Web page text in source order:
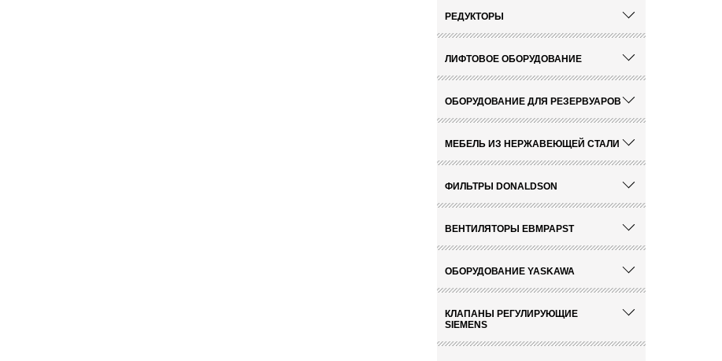
РЕДУКТОРЫ
ЛИФТОВОЕ ОБОРУДОВАНИЕ
ОБОРУДОВАНИЕ ДЛЯ РЕЗЕРВУАРОВ
МЕБЕЛЬ ИЗ НЕРЖАВЕЮЩЕЙ СТАЛИ
ФИЛЬТРЫ DONALDSON
ВЕНТИЛЯТОРЫ EBMPAPST
ОБОРУДОВАНИЕ YASKAWA
КЛАПАНЫ РЕГУЛИРУЮЩИЕ
SIEMENS